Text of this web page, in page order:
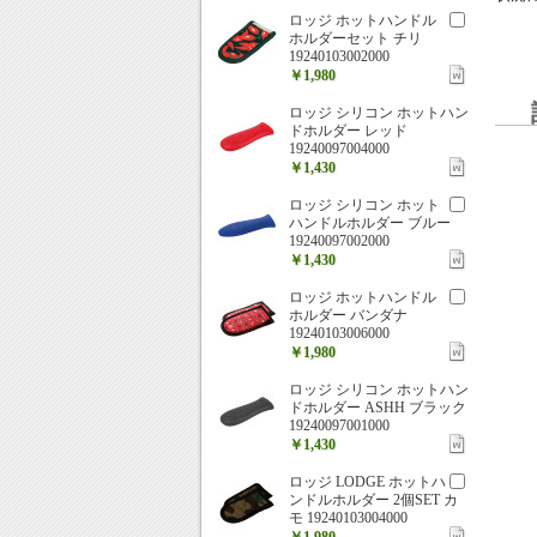
ロッジ ホットハンドル
ホルダーセット チリ
19240103002000
￥1,980
ロッジ シリコン ホットハン
ドホルダー レッド
19240097004000
￥1,430
ロッジ シリコン ホット
ハンドルホルダー ブルー
19240097002000
￥1,430
ロッジ ホットハンドル
ホルダー バンダナ
19240103006000
￥1,980
ロッジ シリコン ホットハン
ドホルダー ASHH ブラック
19240097001000
￥1,430
ロッジ LODGE ホットハ
ンドルホルダー 2個SET カ
モ 19240103004000